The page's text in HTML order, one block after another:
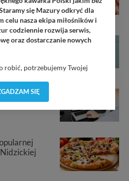
zmian
Nidzickiej
się Mazury odkryć dla
celu nasza ekipa miłośników i
codziennie rozwija serwis,
oraz dostarczanie nowych
robić, potrzebujemy Twojej
preferencji. Twoje dane (w tym
w celu usprawnienia
logowania, itp).
Ciebie nie będziemy
uprawnień. Twoje dane są u
wątpliwości co do naszych
wycofać swoją zgodę. Więcej
SIĘ